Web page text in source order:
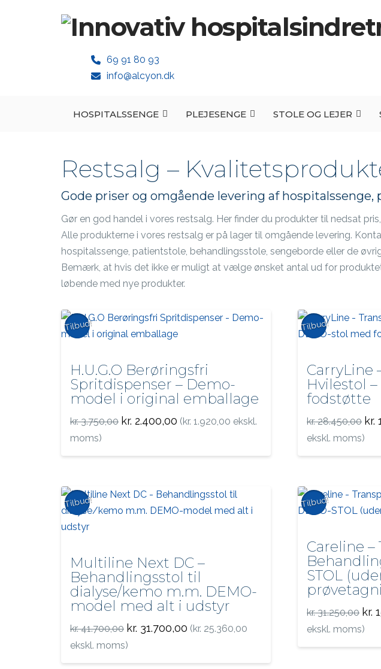
69 91 80 93
info@alcyon.dk
HOSPITALSSENGE PLEJESENGE STOLE OG LEJER
Restsalg –
Gode priser og omgående levering af
Gør en god handel i vores restsalg. Her finder du produkter til nedsat
Alle produkterne i vores restsalg er på lager til omgående levering.
hospitalssenge, patientstole, behandlingsstole, sengeborde eller de
Bemærk, at hvis det ikke er muligt at vælge ønsket antal ud for
løbende med nye produkter.
Tilbud!
H.U.G.O Berøringsfri
Spritdispenser – Demo-
model i original emballage
kr.3.750,00 Den
oprindelige
kr. 3.750,00.
kr. 2.400,00 Den
aktuelle
kr. 2.400,00.
(kr. 1.920,00 ekskl.
moms)
Tilbud!
CarryLine
Hvilestol
fodstøtte
kr.28.450,00 Den
pris
kr.
kr.
ekskl. moms)
Tilbud!
Multiline Next DC –
Behandlingsstol til
dialyse/kemo m.m. DEMO-
model med alt i udstyr
kr.41.700,00 Den
oprindelige
pris
var:
kr. 41.700,00.
kr. 31.700,00 Den
aktuelle
kr. 31.700,00.
(kr. 25.360,00
ekskl. moms)
Tilbud!
Careline –
STOL
kr.31.250,00 Den
pris
var:
kr.
kr.
ekskl. moms)